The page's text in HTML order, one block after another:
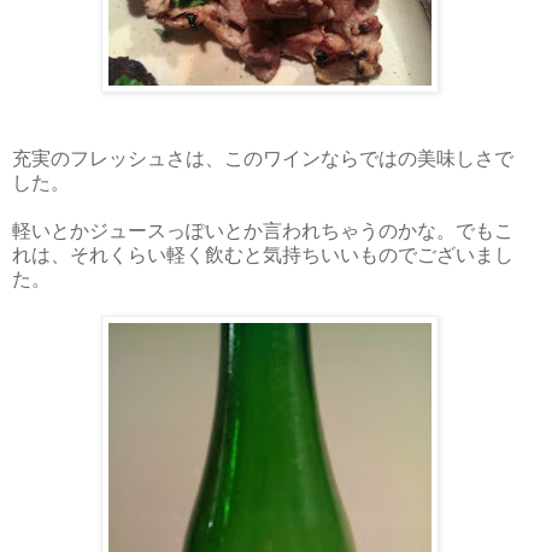
充実のフレッシュさは、このワインならではの美味しさで
した。
軽いとかジュースっぽいとか言われちゃうのかな。でもこ
れは、それくらい軽く飲むと気持ちいいものでございまし
た。